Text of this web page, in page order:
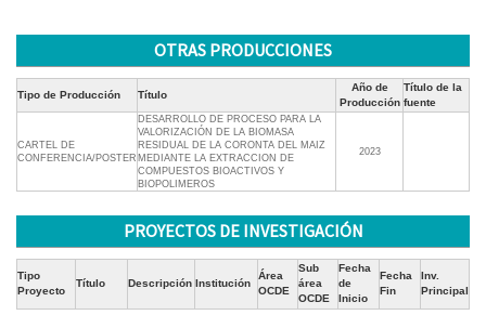
OTRAS PRODUCCIONES
Tipo de Producción Título
Año de
Producción
Título de la
fuente
CARTEL DE
CONFERENCIA/POSTER
DESARROLLO DE PROCESO PARA LA
VALORIZACIÓN DE LA BIOMASA
RESIDUAL DE LA CORONTA DEL MAIZ
MEDIANTE LA EXTRACCION DE
COMPUESTOS BIOACTIVOS Y
BIOPOLIMEROS
2023
PROYECTOS DE INVESTIGACIÓN
Tipo
Proyecto
Título Descripción Institución
Área
OCDE
Sub
área
OCDE
Fecha
de
Inicio
Fecha
Fin
Inv.
Principal